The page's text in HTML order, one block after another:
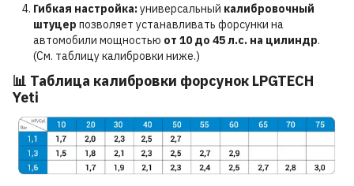
Гибкая настройка:универсальный калибровочный
штуцер позволяет устанавливать форсунки на
автомобили мощностью от 10 до 45 л.с. на цилиндр.
(См. таблицу калибровки ниже.)
📊 Таблица калибровки форсунок LPGTECH
Yeti